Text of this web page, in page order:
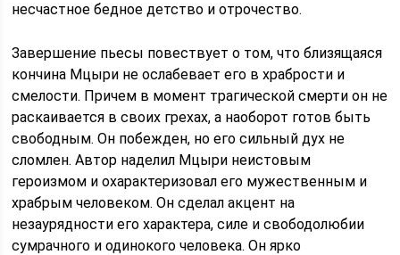
несчастное бедное детство и отрочество.
Завершение пьесы повествует о том, что близящаяся
кончина Мцыри не ослабевает его в храбрости и
смелости. Причем в момент трагической смерти он не
раскаивается в своих грехах, а наоборот готов быть
свободным. Он побежден, но его сильный дух не
сломлен. Автор наделил Мцыри неистовым
героизмом и охарактеризовал его мужественным и
храбрым человеком. Он сделал акцент на
незаурядности его характера, силе и свободолюбии
сумрачного и одинокого человека. Он ярко